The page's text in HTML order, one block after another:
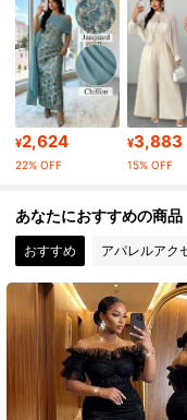
4.84 653K
4.84 653K
4.84 653K
4.84
4.84
¥2,624
22% OFF
¥3,883
15% OFF
あなたにおすすめの商品
おすすめ アパレルアク